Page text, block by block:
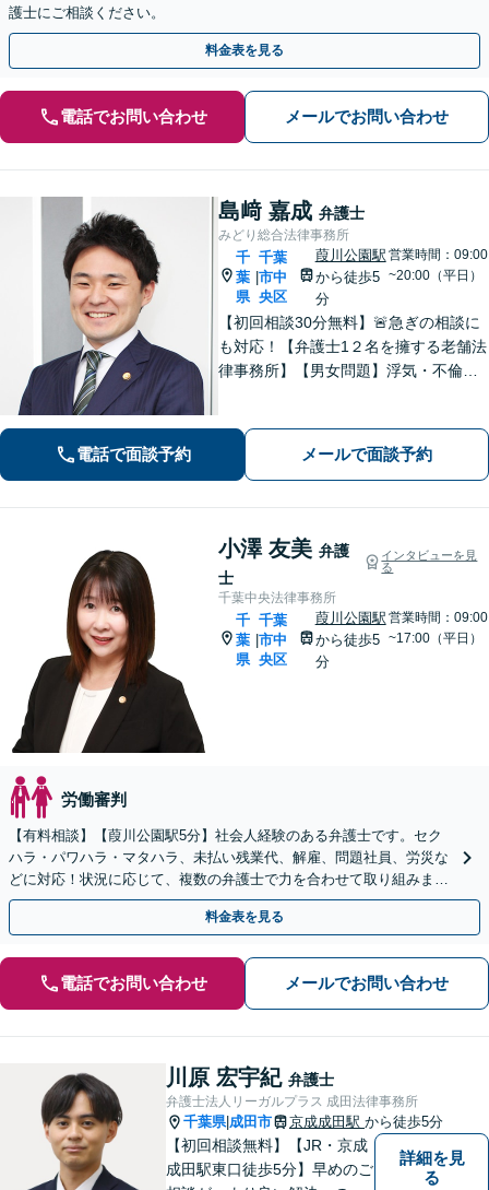
護士にご相談ください。
料金表を見る
電話でお問い合わせ メールでお問い合わせ
島﨑 嘉成 弁護士
みどり総合法律事務所
千
葉
県
千葉
市中
央区
葭川公園駅
から徒歩5
分
営業時間：09:00
~20:00（平日）
【初回相談30分無料】🚨急ぎの相談に
も対応！【弁護士1２名を擁する老舗法
律事務所】【男女問題】浮気・不倫の
【債権回収】売掛金の回収はお任せ
【葭川公園駅5分／千葉中央駅10分】
電話で面談予約 メールで面談予約
小澤 友美 弁護
士
インタビューを見
る
千葉中央法律事務所
千
葉
県
千葉
市中
央区
葭川公園駅
から徒歩5
分
営業時間：09:00
~17:00（平日）
労働審判
【有料相談】【葭川公園駅5分】社会人経験のある弁護士です。セク
ハラ・パワハラ・マタハラ、未払い残業代、解雇、問題社員、労災な
どに対応！状況に応じて、複数の弁護士で力を合わせて取り組みま
す。労働者・使用者ともに対応【電話・メール相談可】
料金表を見る
電話でお問い合わせ メールでお問い合わせ
川原 宏宇紀 弁護士
弁護士法人リーガルプラス 成田法律事務所
千葉県| 成田市 京成成田駅 から徒歩5分
【初回相談無料】【JR・京成
成田駅東口徒歩5分】早めのご
詳細を見
る